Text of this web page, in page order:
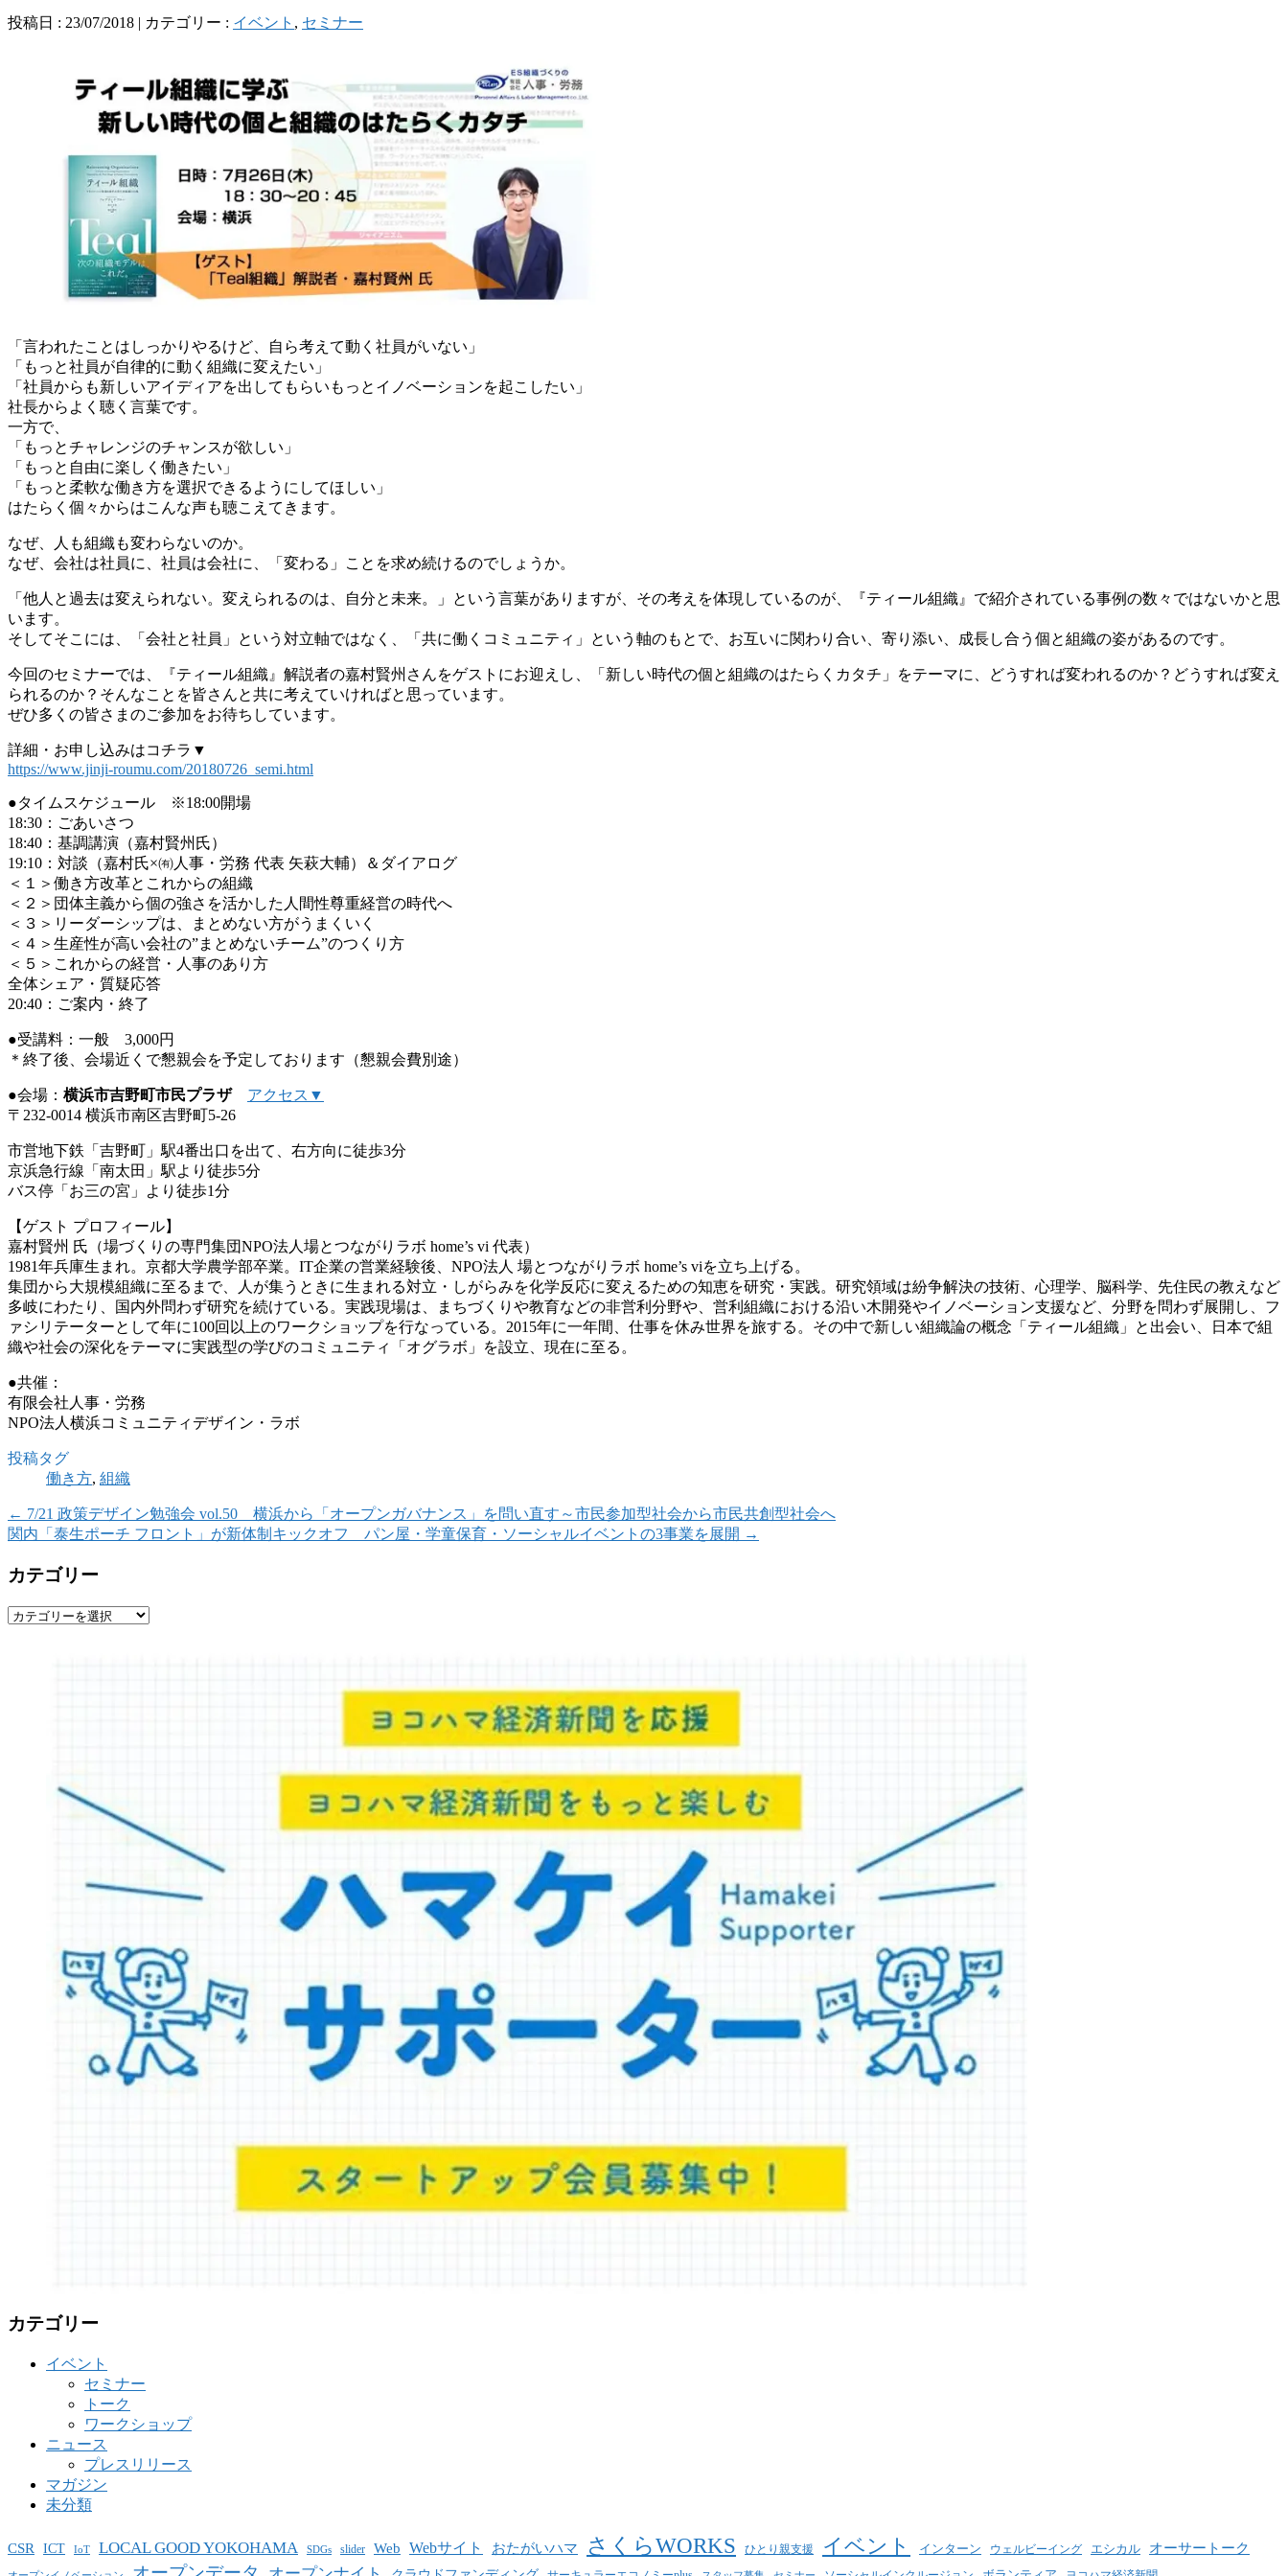
投稿日 : 23/07/2018 | カテゴリー : イベント , セミナー
「言われたことはしっかりやるけど、自ら考えて動く社員がいない」
「もっと社員が自律的に動く組織に変えたい」
「社員からも新しいアイディアを出してもらいもっとイノベーションを起こしたい」
社長からよく聴く言葉です。
一方で、
「もっとチャレンジのチャンスが欲しい」
「もっと自由に楽しく働きたい」
「もっと柔軟な働き方を選択できるようにしてほしい」
はたらく個々からはこんな声も聴こえてきます。
なぜ、人も組織も変わらないのか。
なぜ、会社は社員に、社員は会社に、「変わる」ことを求め続けるのでしょうか。
「他人と過去は変えられない。変えられるのは、自分と未来。」という言葉がありますが、その考えを体現しているのが、『ティール組織』で紹介されている事例の数々ではないかと思
います。
そしてそこには、「会社と社員」という対立軸ではなく、「共に働くコミュニティ」という軸のもとで、お互いに関わり合い、寄り添い、成長し合う個と組織の姿があるのです。
今回のセミナーでは、『ティール組織』解説者の嘉村賢州さんをゲストにお迎えし、「新しい時代の個と組織のはたらくカタチ」をテーマに、どうすれば変われるのか？どうすれば変え
られるのか？そんなことを皆さんと共に考えていければと思っています。
ぜひ多くの皆さまのご参加をお待ちしています。
詳細・お申し込みはコチラ▼
https://www.jinji-roumu.com/20180726_semi.html
●タイムスケジュール ※18:00開場
18:30：ごあいさつ
18:40：基調講演（嘉村賢州氏）
19:10：対談（嘉村氏×㈲人事・労務 代表 矢萩大輔）＆ダイアログ
＜１＞働き方改革とこれからの組織
＜２＞団体主義から個の強さを活かした人間性尊重経営の時代へ
＜３＞リーダーシップは、まとめない方がうまくいく
＜４＞生産性が高い会社の”まとめないチーム”のつくり方
＜５＞これからの経営・人事のあり方
全体シェア・質疑応答
20:40：ご案内・終了
●受講料：一般 3,000円
＊終了後、会場近くで懇親会を予定しております（懇親会費別途）
●会場： 横浜市吉野町市民プラザ
アクセス▼
〒232-0014 横浜市南区吉野町5-26
市営地下鉄「吉野町」駅4番出口を出て、右方向に徒歩3分
京浜急行線「南太田」駅より徒歩5分
バス停「お三の宮」より徒歩1分
【ゲスト プロフィール】
嘉村賢州 氏（場づくりの専門集団NPO法人場とつながりラボ home’s vi 代表）
1981年兵庫生まれ。京都大学農学部卒業。IT企業の営業経験後、NPO法人 場とつながりラボ home’s viを立ち上げる。
集団から大規模組織に至るまで、人が集うときに生まれる対立・しがらみを化学反応に変えるための知恵を研究・実践。研究領域は紛争解決の技術、心理学、脳科学、先住民の教えなど
多岐にわたり、国内外問わず研究を続けている。実践現場は、まちづくりや教育などの非営利分野や、営利組織における沿い木開発やイノベーション支援など、分野を問わず展開し、フ
ァシリテーターとして年に100回以上のワークショップを行なっている。2015年に一年間、仕事を休み世界を旅する。その中で新しい組織論の概念「ティール組織」と出会い、日本で組
織や社会の深化をテーマに実践型の学びのコミュニティ「オグラボ」を設立、現在に至る。
●共催：
有限会社人事・労務
NPO法人横浜コミュニティデザイン・ラボ
投稿タグ
働き方, 組織
← 7/21 政策デザイン勉強会 vol.50 横浜から「オープンガバナンス」を問い直す～市民参加型社会から市民共創型社会へ
関内「泰生ポーチ フロント」が新体制キックオフ パン屋・学童保育・ソーシャルイベントの3事業を展開 →
カテゴリー
カ
カテゴリー
イベント
セミナー
トーク
ワークショップ
ニュース
プレスリリース
マガジン
未分類
CSR ICT IoT LOCAL GOOD YOKOHAMA SDGs slider Web Webサイト おたがいハマ さくらWORKS ひとり親支援 イベント インターン ウェルビーイング エシカル オーサートーク